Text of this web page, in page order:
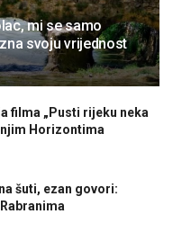
mi se samo
svoju vrijednost
filma „Pusti rijeku neka
Horizontima
šuti, ezan govori: